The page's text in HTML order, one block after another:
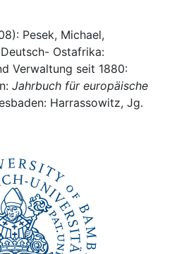
Pesek, Michael,
Ostafrika:
Verwaltung seit 1880:
Jahrbuch für europäische
Harrassowitz, Jg.